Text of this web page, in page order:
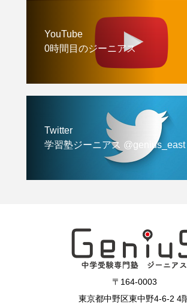
YouTube
0時間目のジーニアス
Twitter
学習塾ジーニアス @genius_east
〒164-0003
東京都中野区東中野4-6-2 4